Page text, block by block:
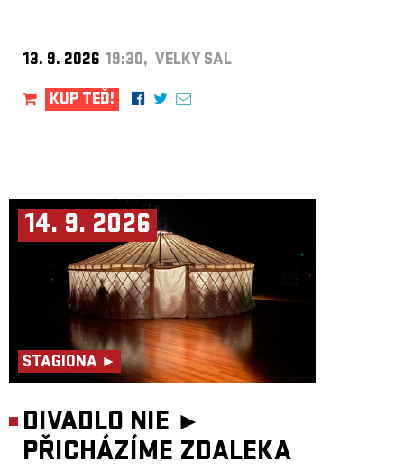
13. 9. 2026 19:30, VELKÝ SÁL
KUP TEĎ!
14. 9. 2026
STAGIONA ►
DIVADLO NIE ►
PŘICHÁZÍME ZDALEKA